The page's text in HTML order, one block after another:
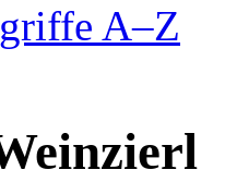
A–Z